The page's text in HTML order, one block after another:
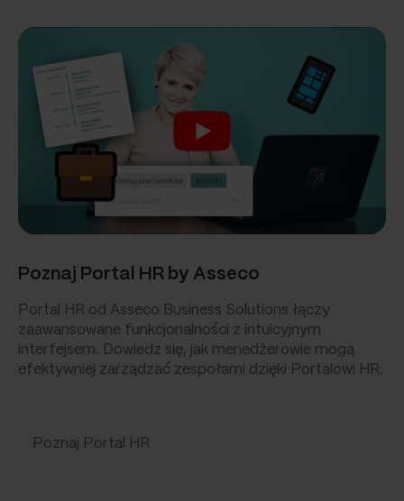
Poznaj Portal HR by Asseco
Portal HR od Asseco Business Solutions łączy
zaawansowane funkcjonalności z intuicyjnym
interfejsem. Dowiedz się, jak menedżerowie mogą
efektywniej zarządzać zespołami dzięki Portalowi HR.
Poznaj Portal HR